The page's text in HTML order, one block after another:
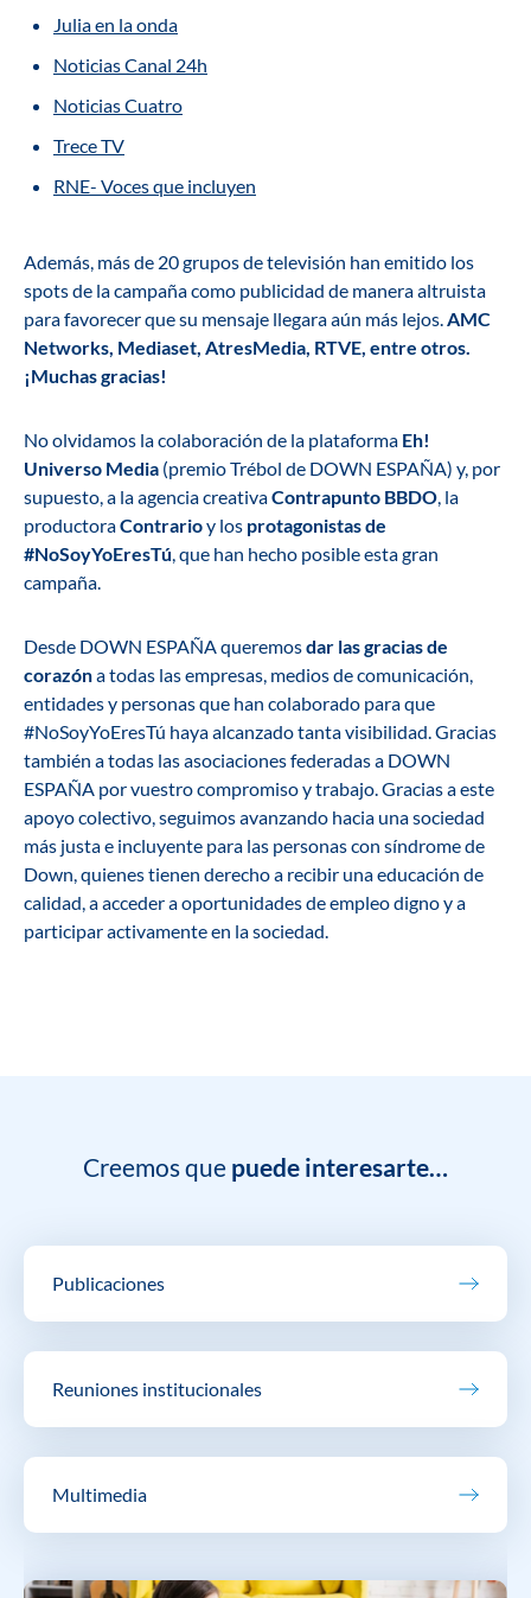
Julia en la onda
Noticias Canal 24h
Noticias Cuatro
Trece TV
RNE- Voces que incluyen
Además, más de 20 grupos de televisión han emitido los
spots de la campaña como publicidad de manera altruista
para favorecer que su mensaje llegara aún más lejos.AMC
Networks, Mediaset, AtresMedia, RTVE, entre otros.
¡Muchas gracias!
No olvidamos la colaboración de la plataforma Eh!
Universo Media (premio Trébol de DOWN ESPAÑA) y, por
supuesto, a la agencia creativaContrapunto BBDO, la
productoraContrarioy los protagonistas de
#NoSoyYoEresTú, que han hecho posible esta gran
campaña.
Desde DOWN ESPAÑA queremosdar las gracias de
corazóna todas las empresas, medios de comunicación,
entidades y personas que han colaborado para que
#NoSoyYoEresTú haya alcanzado tanta visibilidad. Gracias
también a todas las asociaciones federadas a DOWN
ESPAÑA por vuestro compromiso y trabajo. Gracias a este
apoyo colectivo, seguimos avanzando hacia una sociedad
más justa e incluyente para las personas con síndrome de
Down, quienes tienen derecho a recibir una educación de
calidad, a acceder a oportunidades de empleo digno y a
participar activamente en la sociedad.
Creemos que puede interesarte…
Publicaciones
Reuniones institucionales
Multimedia